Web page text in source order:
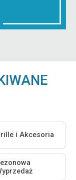
i Akcesoria